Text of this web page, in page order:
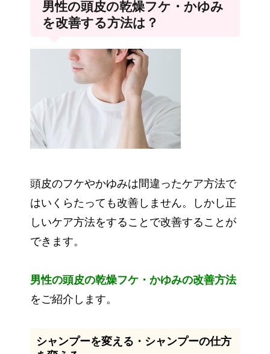
男性の頭皮の乾燥フケ・かゆみ
を改善する方法は？
頭皮のフケやかゆみは間違ったケア方法で
はいくらたっても改善しません。しかし正
しいケア方法をすることで改善することが
できます。
男性の頭皮の乾燥フケ・かゆみの改善方法
をご紹介します。
シャンプーを変える・シャンプーの仕方